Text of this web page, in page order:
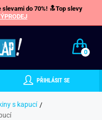
slevami do 70%! 🔝Top slevy
0
PŘIHLÁSIT SE
s kapucí